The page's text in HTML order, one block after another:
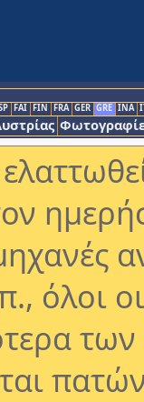
FAI FIN FRA GER GRE INA
όλοι